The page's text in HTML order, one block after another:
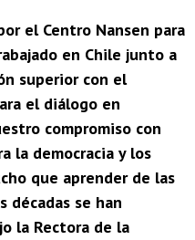
el Centro Nansen para
en Chile junto a
superior con el
el diálogo en
compromiso con
la democracia y los
que aprender de las
décadas se han
la Rectora de la